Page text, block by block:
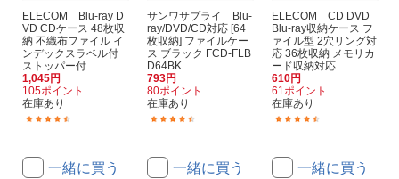
ELECOM Blu-ray D
VD CDケース 48枚収
納 不織布ファイル イ
ンデックスラベル付
ストッパー付 ...
1,045円
105ポイント
在庫あり
一緒に買う
サンワサプライ Blu-
ray/DVD/CD対応 [64
枚収納] ファイルケー
ス ブラック FCD-FLB
D64BK
793円
80ポイント
在庫あり
一緒に買う
ELECOM CD DVD
Blu-ray収納ケース フ
ァイル型 2穴リング対
応 36枚収納 メモリカ
ード収納対応 ...
610円
61ポイント
在庫あり
一緒に買う